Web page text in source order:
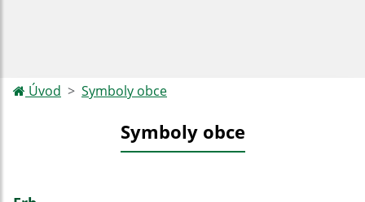
Úvod Symboly obce
Symboly obce